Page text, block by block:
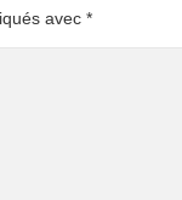
avec*